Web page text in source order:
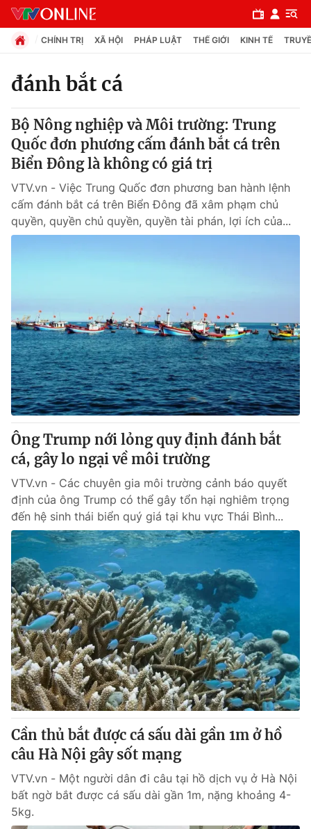
Chuyên mục
Chính trị
Pháp luật
Tin tức
Thế giới đó đây
Câu chuyện quốc tế
Kinh tế
Tài chính
Thị trường
Góc doanh nghiệp
Dữ liệu và đời sống
Truyền hình
Phim VTV
Hậu trường
Nhân vật
Khán giả
Giải sao mai
Giải trí
Điện ảnh
Âm nhạc
Sao
Đời sống
Du lịch
Làm đẹp
Chất lượng cuộc sống
Giáo dục
Tuyển sinh
Học trực tuyến
Công nghệ
Hitech Công nghệ tương lai
Sản phẩm
Thị trường
Tư vấn
Giao lưu trực tuyến
Lịch phát sóng
Chuyên mục khác
Emagazine Podcast
Photo Infographic
Video
CHÍNH TRỊ XÃ HỘI PHÁP LUẬT THẾ GIỚI KINH TẾ
đánh bắt cá
Bộ Nông nghiệp và Môi trường: Trung
Quốc đơn phương cấm đánh bắt cá trên
Biển Đông là không có giá trị
VTV.vn - Việc Trung Quốc đơn phương ban hành lệnh
cấm đánh bắt cá trên Biển Đông đã xâm phạm chủ
quyền, quyền chủ quyền, quyền tài phán, lợi ích của...
Ông Trump nới lỏng quy định đánh bắt
cá, gây lo ngại về môi trường
VTV.vn - Các chuyên gia môi trường cảnh báo quyết
định của ông Trump có thể gây tổn hại nghiêm trọng
đến hệ sinh thái biển quý giá tại khu vực Thái Bình...
Cần thủ bắt được cá sấu dài gần 1m ở hồ
câu Hà Nội gây sốt mạng
VTV.vn - Một người dân đi câu tại hồ dịch vụ ở Hà Nội
bất ngờ bắt được cá sấu dài gần 1m, nặng khoảng 4-
5kg.